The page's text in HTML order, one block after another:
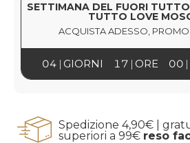
SETTIMANA DEL FUORI
TUTTO LOVE
ACQUISTA ADESSO, PROMO
04 17 00
GIORNI ORE
Spedizione 4,90€ |
superiori a 99€ reso